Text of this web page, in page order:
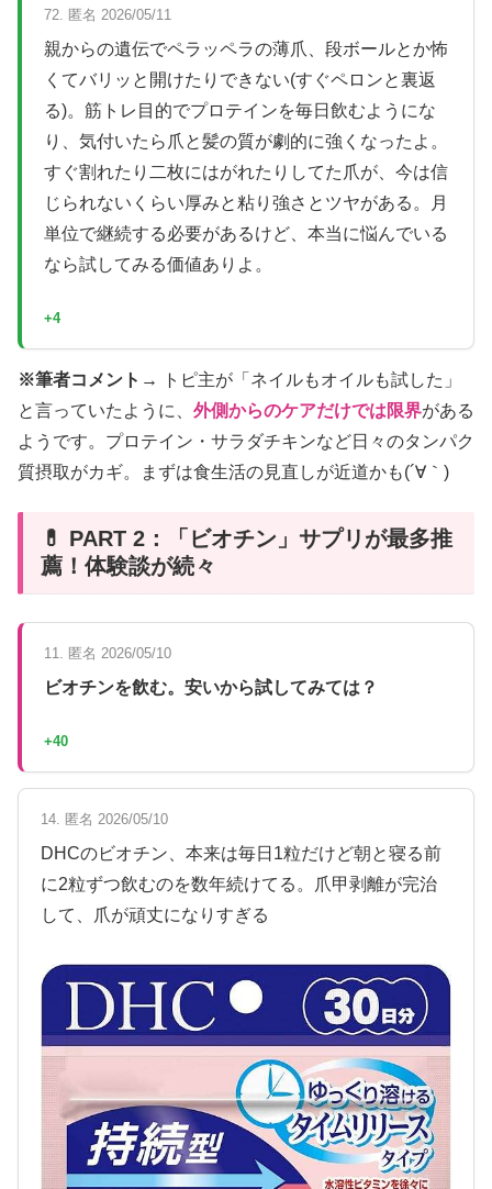
72. 匿名 2026/05/11
親からの遺伝でペラッペラの薄爪、段ボールとか怖
くてバリッと開けたりできない(すぐペロンと裏返
る)。筋トレ目的でプロテインを毎日飲むようにな
り、気付いたら爪と髪の質が劇的に強くなったよ。
すぐ割れたり二枚にはがれたりしてた爪が、今は信
じられないくらい厚みと粘り強さとツヤがある。月
単位で継続する必要があるけど、本当に悩んでいる
なら試してみる価値ありよ。
+4
※筆者コメント→
トピ主が「ネイルもオイルも試した」
と言っていたように、 外側からのケアだけでは限界がある
ようです。プロテイン・サラダチキンなど日々のタンパク
質摂取がカギ。まずは食生活の見直しが近道かも(´∀｀)
💊 PART 2：「ビオチン」サプリが最多推
薦！体験談が続々
11. 匿名 2026/05/10
ビオチンを飲む。安いから試してみては？
+40
14. 匿名 2026/05/10
DHCのビオチン、本来は毎日1粒だけど朝と寝る前
に2粒ずつ飲むのを数年続けてる。爪甲剥離が完治
して、爪が頑丈になりすぎる